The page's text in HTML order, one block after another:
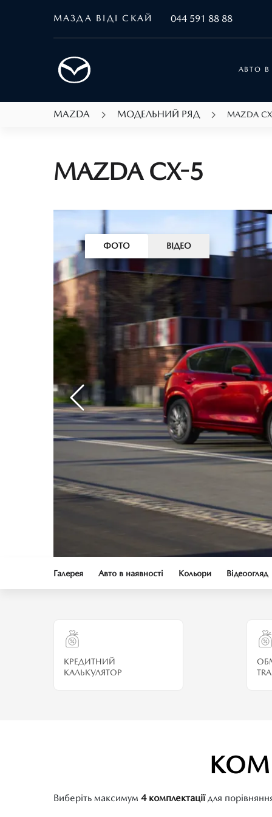
МАЗДА ВІДІ СКАЙ 044 591 88 88
АВТО В
MAZDA МОДЕЛЬНИЙ РЯД MAZDA
MAZDA CX-5
ФОТО ВІДЕО
Галерея Авто в наявності Кольори Відеоогляд
КРЕДИТНИЙ
КАЛЬКУЛЯТОР
Виберіть максимум 4 комплектаціїдля